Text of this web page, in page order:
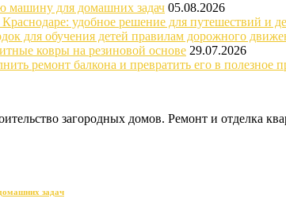
машину для домашних задач 05.08.2026
удобное решение для путешествий и
для обучения детей правилам дорожного
ковры на резиновой основе 29.07.2026
ремонт балкона и превратить его в полезное
загородных домов. Ремонт и отделка
задач